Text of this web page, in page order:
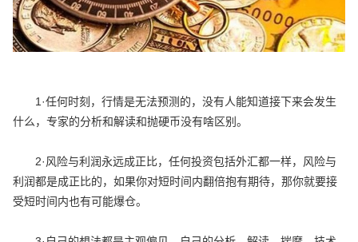
1·任何时刻，行情是无法预测的，没有人能知道接下来会发生
什么，专家的分析和解读和抛硬币没有啥区别。
2·风险与利润永远成正比，任何投资包括外汇都一样，风险与
利润都是成正比的，如果你对短时间内翻倍抱有期待，那你就要接
受短时间内也有可能爆仓。